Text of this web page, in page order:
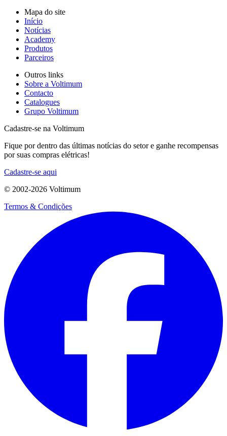
Mapa do site
Início
Notícias
Academy
Produtos
Parceiros
Outros links
Sobre a Voltimum
Contacto
Catalogues
Grupo Voltimum
Cadastre-se na Voltimum
Fique por dentro das últimas notícias do setor e ganhe recompensas
por suas compras elétricas!
Cadastre-se aqui
© 2002-2026 Voltimum
Termos & Condições